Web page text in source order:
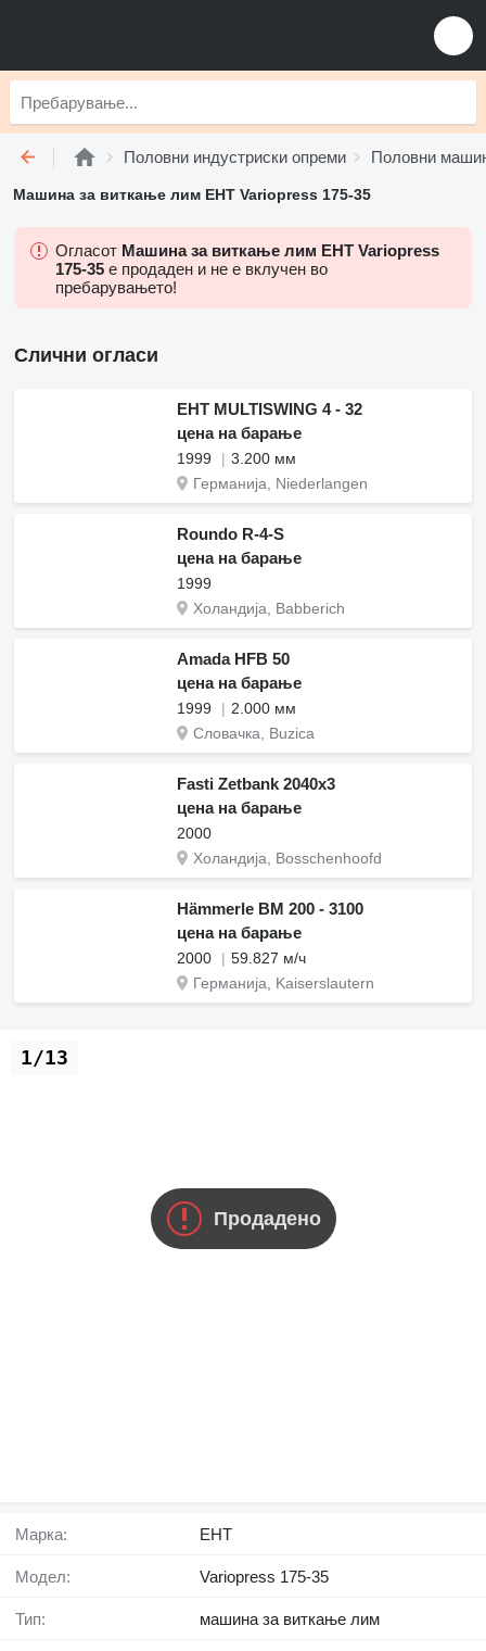
Половни индустриски опреми Половни
Машина за виткање лим EHT Variopress 175-35
Огласот Машина за виткање лим EHT Variopress
175-35 е продаден и не е вклучен во
пребарувањето!
Слични огласи
EHT MULTISWING 4 - 32
цена на барање
1999
3.200 мм
Германија, Niederlangen
Roundo R-4-S
цена на барање
1999
Холандија, Babberich
Amada HFB 50
цена на барање
1999
2.000 мм
Словачка, Buzica
Fasti Zetbank 2040x3
цена на барање
2000
Холандија, Bosschenhoofd
Hämmerle BM 200 - 3100
цена на барање
2000
59.827 м/ч
Германија, Kaiserslautern
Продадено
1/13
Марка: EHT
Модел: Variopress 175-35
Тип: машина за виткање лим